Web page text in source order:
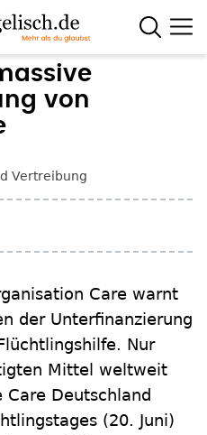
von
Vertreibung
Care warnt
der Unterfinanzierung
Nur
Mittel weltweit
Deutschland
(20. Juni)